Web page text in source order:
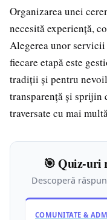
Organizarea unei
necesită experiență,
Alegerea unor
fiecare etapă este
tradiții și pentru
transparență și sprijin
traversate cu mai
🎯 Quiz-uri
Descoperă
COMUNITATE &